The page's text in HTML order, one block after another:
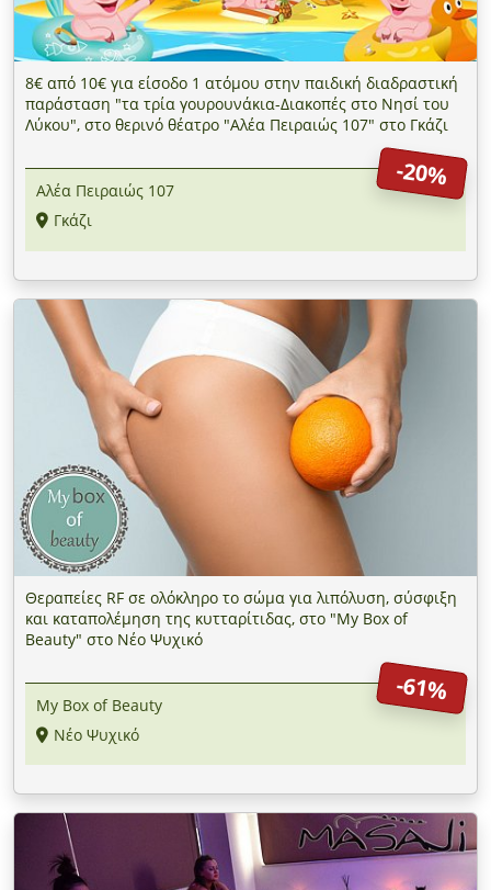
8€ από 10€ για είσοδο 1 ατόμου στην παιδική διαδραστική
παράσταση "τα τρία γουρουνάκια-Διακοπές στο Νησί του
Λύκου", στο θερινό θέατρο "Αλέα Πειραιώς 107" στο Γκάζι
-20%
Αλέα Πειραιώς 107
Γκάζι
Θεραπείες RF σε ολόκληρο το σώμα για λιπόλυση, σύσφιξη
και καταπολέμηση της κυτταρίτιδας, στο "My Box of
Beauty" στο Νέο Ψυχικό
-61%
My Box of Beauty
Νέο Ψυχικό